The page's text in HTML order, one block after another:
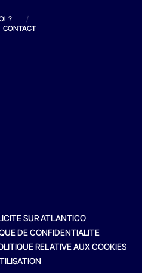
?
/
CONTACT
SUR ATLANTICO
DE CONFIDENTIALITE
RELATIVE AUX COOKIES